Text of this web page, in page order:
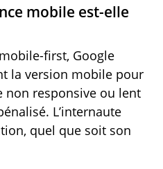
mobile est-elle
first, Google
la version mobile pour
non responsive ou lent
L’internaute
quel que soit son